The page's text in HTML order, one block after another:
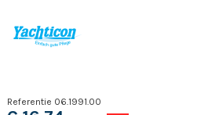
Referentie 06.1991.00